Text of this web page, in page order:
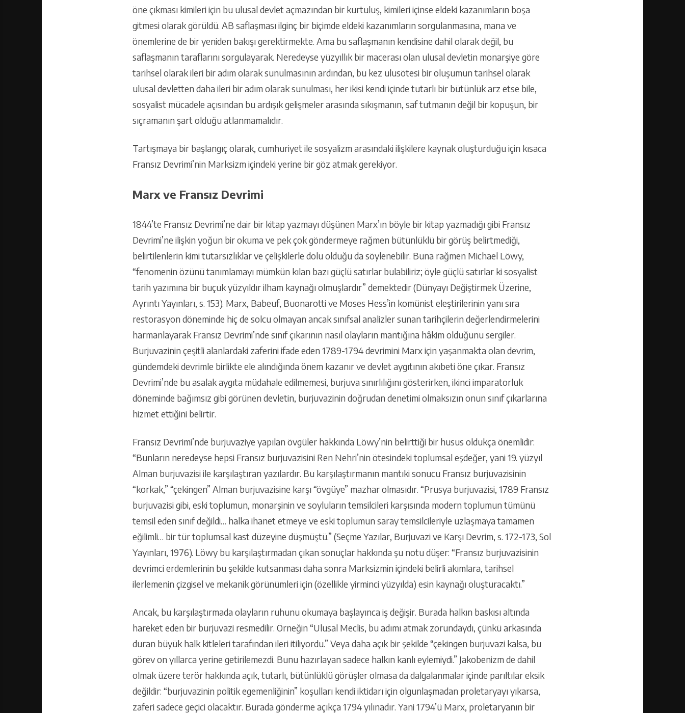
öne çıkması kimileri için bu ulusal devlet açmazından bir kurtuluş, kimileri içinse eldeki kazanımların boşa
gitmesi olarak görüldü. AB saflaşması ilginç bir biçimde eldeki kazanımların sorgulanmasına, mana ve
önemlerine de bir yeniden bakışı gerektirmekte. Ama bu saflaşmanın kendisine dahil olarak değil, bu
saflaşmanın taraflarını sorgulayarak. Neredeyse yüzyıllık bir macerası olan ulusal devletin monarşiye göre
tarihsel olarak ileri bir adım olarak sunulmasının ardından, bu kez ulusötesi bir oluşumun tarihsel olarak
ulusal devletten daha ileri bir adım olarak sunulması, her ikisi kendi içinde tutarlı bir bütünlük arz etse bile,
sosyalist mücadele açısından bu ardışık gelişmeler arasında sıkışmanın, saf tutmanın değil bir kopuşun, bir
sıçramanın şart olduğu atlanmamalıdır.
Tartışmaya bir başlangıç olarak, cumhuriyet ile sosyalizm arasındaki ilişkilere kaynak oluşturduğu için kısaca
Fransız Devrimi’nin Marksizm içindeki yerine bir göz atmak gerekiyor.
Marx ve Fransız Devrimi
1844’te Fransız Devrimi’ne dair bir kitap yazmayı düşünen Marx’ın böyle bir kitap yazmadığı gibi Fransız
Devrimi’ne ilişkin yoğun bir okuma ve pek çok göndermeye rağmen bütünlüklü bir görüş belirtmediği,
belirtilenlerin kimi tutarsızlıklar ve çelişkilerle dolu olduğu da söylenebilir. Buna rağmen Michael Löwy,
“fenomenin özünü tanımlamayı mümkün kılan bazı güçlü satırlar bulabiliriz; öyle güçlü satırlar ki sosyalist
tarih yazımına bir buçuk yüzyıldır ilham kaynağı olmuşlardır” demektedir (Dünyayı Değiştirmek Üzerine,
Ayrıntı Yayınları, s. 153). Marx, Babeuf, Buonarotti ve Moses Hess’in komünist eleştirilerinin yanı sıra
restorasyon döneminde hiç de solcu olmayan ancak sınıfsal analizler sunan tarihçilerin değerlendirmelerini
harmanlayarak Fransız Devrimi’nde sınıf çıkarının nasıl olayların mantığına hâkim olduğunu sergiler.
Burjuvazinin çeşitli alanlardaki zaferini ifade eden 1789-1794 devrimini Marx için yaşanmakta olan devrim,
gündemdeki devrimle birlikte ele alındığında önem kazanır ve devlet aygıtının akıbeti öne çıkar. Fransız
Devrimi’nde bu asalak aygıta müdahale edilmemesi, burjuva sınırlılığını gösterirken, ikinci imparatorluk
döneminde bağımsız gibi görünen devletin, burjuvazinin doğrudan denetimi olmaksızın onun sınıf çıkarlarına
hizmet ettiğini belirtir.
Fransız Devrimi’nde burjuvaziye yapılan övgüler hakkında Löwy’nin belirttiği bir husus oldukça önemlidir:
“Bunların neredeyse hepsi Fransız burjuvazisini Ren Nehri’nin ötesindeki toplumsal eşdeğer, yani 19. yüzyıl
Alman burjuvazisi ile karşılaştıran yazılardır. Bu karşılaştırmanın mantıki sonucu Fransız burjuvazisinin
“korkak,” “çekingen” Alman burjuvazisine karşı “övgüye” mazhar olmasıdır. “Prusya burjuvazisi, 1789 Fransız
burjuvazisi gibi, eski toplumun, monarşinin ve soyluların temsilcileri karşısında modern toplumun tümünü
temsil eden sınıf değildi… halka ihanet etmeye ve eski toplumun saray temsilcileriyle uzlaşmaya tamamen
eğilimli… bir tür toplumsal kast düzeyine düşmüştü.” (Seçme Yazılar, Burjuvazi ve Karşı Devrim, s. 172-173, Sol
Yayınları, 1976). Löwy bu karşılaştırmadan çıkan sonuçlar hakkında şu notu düşer: “Fransız burjuvazisinin
devrimci erdemlerinin bu şekilde kutsanması daha sonra Marksizmin içindeki belirli akımlara, tarihsel
ilerlemenin çizgisel ve mekanik görünümleri için (özellikle yirminci yüzyılda) esin kaynağı oluşturacaktı.”
Ancak, bu karşılaştırmada olayların ruhunu okumaya başlayınca iş değişir. Burada halkın baskısı altında
hareket eden bir burjuvazi resmedilir. Örneğin “Ulusal Meclis, bu adımı atmak zorundaydı, çünkü arkasında
duran büyük halk kitleleri tarafından ileri itiliyordu.” Veya daha açık bir şekilde “çekingen burjuvazi kalsa, bu
görev on yıllarca yerine getirilemezdi. Bunu hazırlayan sadece halkın kanlı eylemiydi.” Jakobenizm de dahil
olmak üzere terör hakkında açık, tutarlı, bütünlüklü görüşler olmasa da dalgalanmalar içinde parıltılar eksik
değildir: “burjuvazinin politik egemenliğinin” koşulları kendi iktidarı için olgunlaşmadan proletaryayı yıkarsa,
zaferi sadece geçici olacaktır. Burada gönderme açıkça 1794 yılınadır. Yani 1794’ü Marx, proletaryanın bir